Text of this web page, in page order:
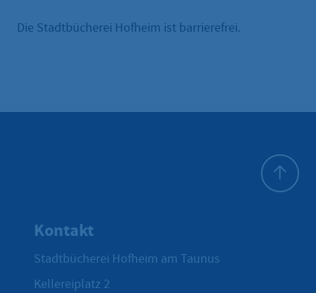
Die Stadtbücherei Hofheim ist barrierefrei.
Kontakt
Stadtbücherei Hofheim am Taunus
Kellereiplatz 2